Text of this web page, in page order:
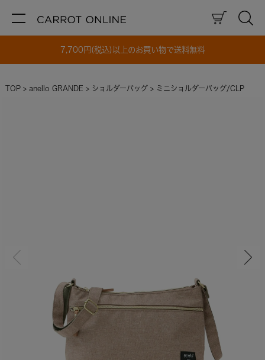
7,700円(税込)以上のお買い物で送料無料
TOP anello GRANDE ショルダーバッグ ミニショルダーバッグ/CLP